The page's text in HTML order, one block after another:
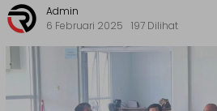
Admin
6 Februari 2025
197 Dilihat